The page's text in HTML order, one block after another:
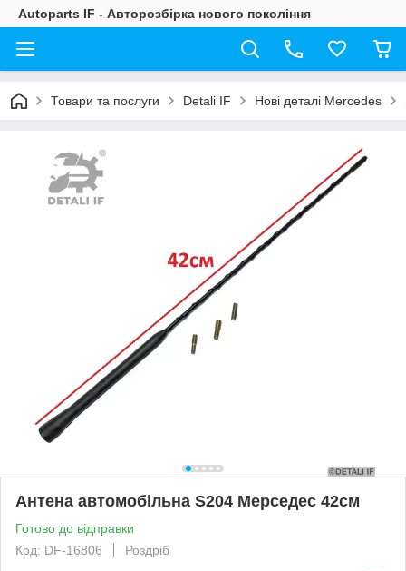
Autoparts IF - Авторозбірка нового покоління
Товари та послуги Detali IF Нові деталі Mercedes
Антена автомобільна S204 Мерседес 42см
Готово до відправки
Код: DF-16806
Роздріб